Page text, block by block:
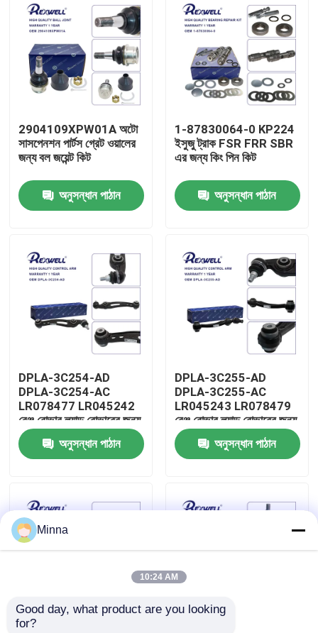
পণ্য
ভিডিও
কারখানা পরিদর্শন
গুণমান নিয়ন্ত্রণ
খবর
একটি উদ্ধৃতি অনুরোধ করুন
2904109XPW01A অটো
সাসপেনশন পার্টস গ্রেট ওয়ালের
জন্য বল জয়েন্ট কিট
অনুসন্ধান পাঠান
1-87830064-0 KP224
ইসুজু ট্রাক FSR FRR SBR
এর জন্য কিং পিন কিট
অনুসন্ধান পাঠান
DPLA-3C254-AD
DPLA-3C254-AC
LR078477 LR045242
রেঞ্জ রোভার ল্যান্ড রোভারের জন্য
পিছনের সামনের নিম্ন নিয়ন্ত্রণ
বাহু
অনুসন্ধান পাঠান
DPLA-3C255-AD
DPLA-3C255-AC
LR045243 LR078479
রেঞ্জ রোভার ল্যান্ড রোভারের জন্য
লোয়ার কন্ট্রোল আর্ম
অনুসন্ধান পাঠান
রেঞ্জ রোভার ল্যান্ড রোভারের জন্য
Minna
10:24 AM
Good day, what product are you looking
for?